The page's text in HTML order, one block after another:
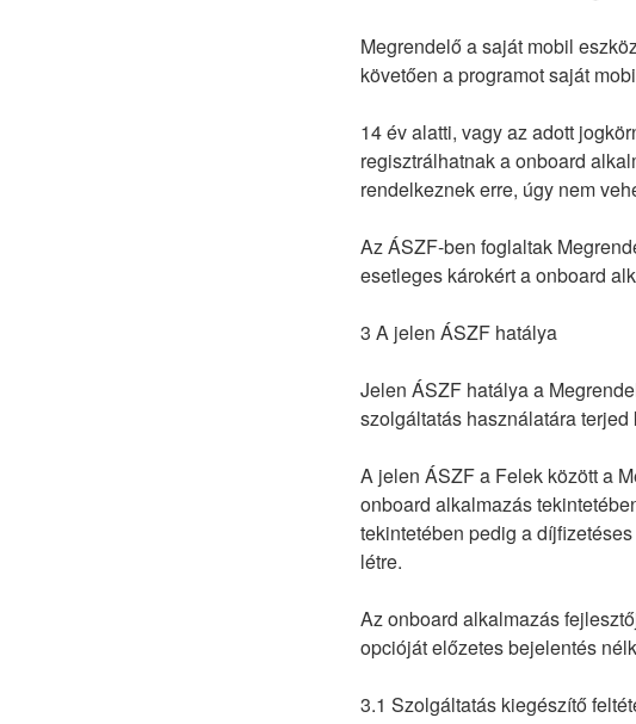
Megrendelő a saját mobil
követően a programot saját
14 év alatti, vagy az adott
regisztrálhatnak a onboard
rendelkeznek erre, úgy nem
Az ÁSZF-ben foglaltak
esetleges károkért a onboard
3 A jelen ÁSZF hatálya
Jelen ÁSZF hatálya a
szolgáltatás használatára terjed
A jelen ÁSZF a Felek között a
onboard alkalmazás
tekintetében pedig a
létre.
Az onboard alkalmazás
opcióját előzetes bejelentés
3.1 Szolgáltatás kiegészítő